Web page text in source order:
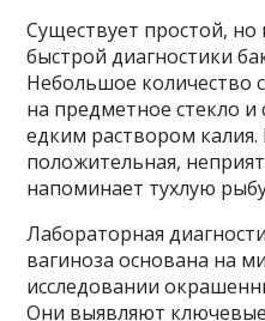
Существует простой,
быстрой диагностики
Небольшое количество
на предметное стекло
едким раствором калия.
положительная,
напоминает тухлую
Лабораторная
вагиноза основана на
исследовании
Они выявляют